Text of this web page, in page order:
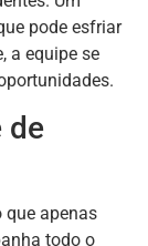
pode esfriar
a equipe se
de
que apenas
todo o